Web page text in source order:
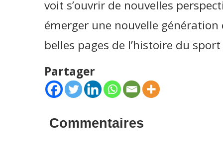
voit s’ouvrir de nouvelles
émerger une nouvelle
belles pages de l’histoire du
Partager
Commentaires